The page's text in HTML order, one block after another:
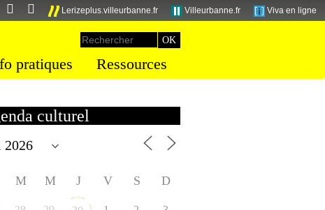
Lerizeplus.villeurbanne.fr Villeurbanne.fr Viva en ligne
pratiques Ressources
culturel
M M J V S D